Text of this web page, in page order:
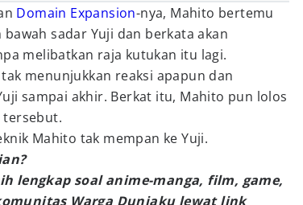
Domain Expansion-nya, Mahito bertemu
sadar Yuji dan berkata akan
melibatkan raja kutukan itu lagi.
menunjukkan reaksi apapun dan
sampai akhir. Berkat itu, Mahito pun lolos
tersebut.
Mahito tak mempan ke Yuji.
lengkap soal anime-manga, film, game,
Warga Duniaku lewat link